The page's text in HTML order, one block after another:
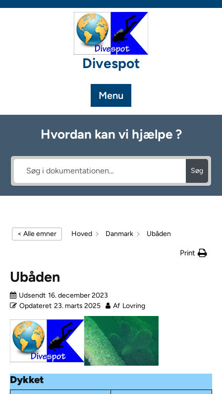
Divespot
Menu
Hvordan kan vi hjælpe ?
Søg
< Alle emner Hoved Danmark Ubåden
Print
Ubåden
Udsendt 16. december 2023
Opdateret 23. marts 2025 Af Lovring
Dykket